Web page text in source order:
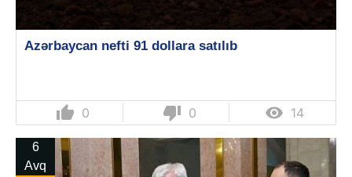
Azərbaycan nefti 91 dollara satılıb
thumb_up 0 thumb_down 0  14
6
Avq